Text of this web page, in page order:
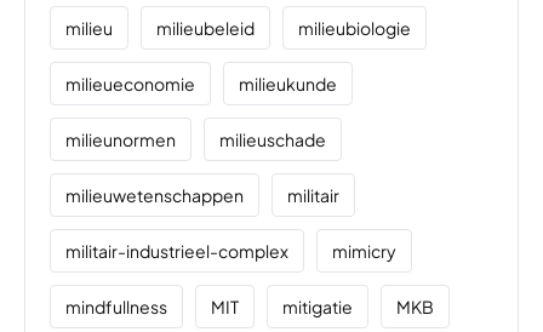
milieu milieubeleid milieubiologie
milieueconomie milieukunde
milieunormen milieuschade
milieuwetenschappen militair
militair-industrieel-complex mimicry
mindfullness MIT mitigatie MKB